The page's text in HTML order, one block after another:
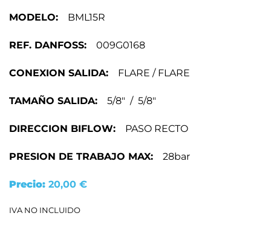
MODELO: BML15R
REF. DANFOSS: 009G0168
CONEXION SALIDA: FLARE / FLARE
TAMAÑO SALIDA: 5/8″ / 5/8″
DIRECCION BIFLOW: PASO RECTO
PRESION DE TRABAJO MAX: 28bar
Precio: 20,00 €
IVA NO INCLUIDO